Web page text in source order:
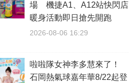
場 機捷A1、A12站快閃店
暖身活動即日搶先開跑
2026-08-06 16:29
啦啦隊女神李多慧來了！
石岡熱氣球嘉年華8/22起登